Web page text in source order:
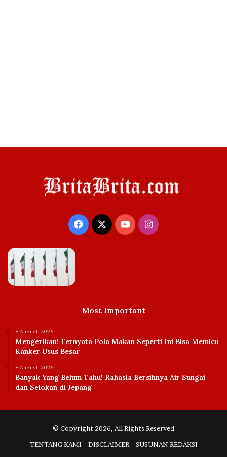
Facebook
X YouTubeInstagram
Most Important
8 August, 2026
Mengerikan! Ternyata Pola Makan Seperti Ini Bisa Memicu
Kanker Usus Besar
8 August, 2026
Banyak Yang Belum Tahu! Rahasia Bersihnya Air Sungai
dan Selokan di Jepang
© Copyright 2026, All Rights Reserved
TENTANG KAMI
DISCLAIMER
SUSUNAN REDAKSI